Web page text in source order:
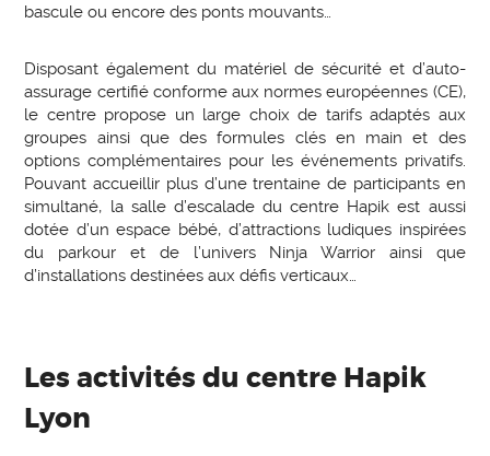
bascule ou encore des ponts mouvants…
Disposant également du matériel de sécurité et d’auto-
assurage certifié conforme aux normes européennes (CE),
le centre propose un large choix de tarifs adaptés aux
groupes ainsi que des formules clés en main et des
options complémentaires pour les événements privatifs.
Pouvant accueillir plus d’une trentaine de participants en
simultané, la salle d’escalade du centre Hapik est aussi
dotée d’un espace bébé, d’attractions ludiques inspirées
du parkour et de l’univers Ninja Warrior ainsi que
d’installations destinées aux défis verticaux…
Les activités du centre Hapik
Lyon